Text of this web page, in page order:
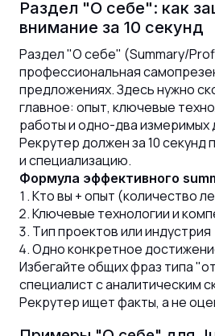
Раздел "О себе": как
внимание за 10 секунд
Раздел "О себе" (Summary/
профессиональная
предложениях. Здесь нужно
главное: опыт, ключевые
работы и одно-два измеримых
Рекрутер должен за 10 секунд
и специализацию.
Формула эффективного
Кто вы + опыт (количество
Ключевые технологии и
Тип проектов или индустрия
Одно конкретное
Избегайте общих фраз типа
специалист с аналитическим
Рекрутер ищет факты, а не